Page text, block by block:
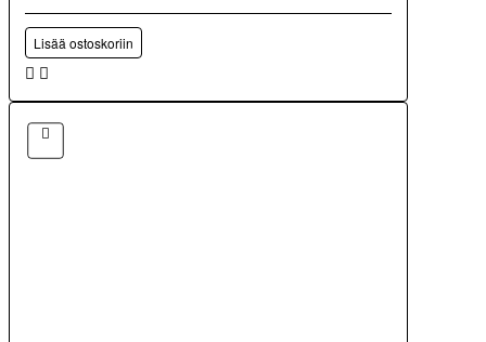
Lisää ostoskoriin